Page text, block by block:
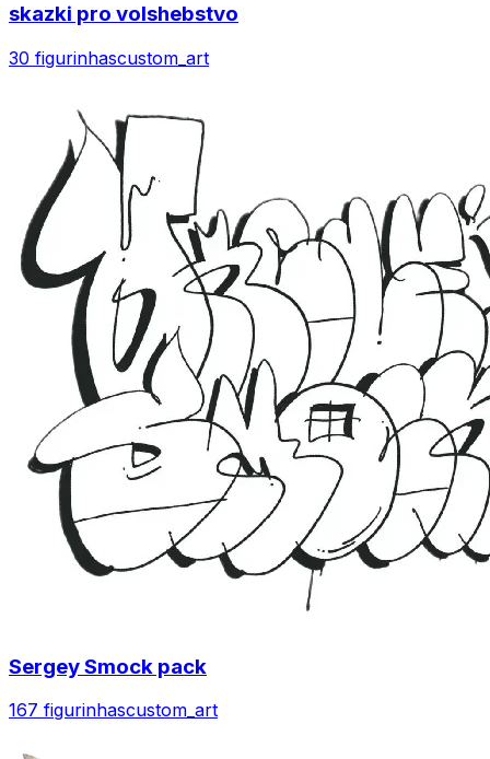
skazki pro volshebstvo
30 figurinhascustom_art
Sergey Smock pack
167 figurinhascustom_art